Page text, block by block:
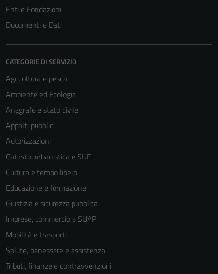
Enti e Fondazioni
Documenti e Dati
CATEGORIE DI SERVIZIO
Agricoltura e pesca
Ambiente ed Ecologia
Anagrafe e stato civile
Appalti pubblici
Autorizzazioni
Catasto, urbanistica e SUE
Cultura e tempo libero
Educazione e formazione
Giustizia e sicurezza pubblica
Imprese, commercio e SUAP
Mobilità e trasporti
Salute, benessere e assistenza
Tributi, finanze e contravvenzioni